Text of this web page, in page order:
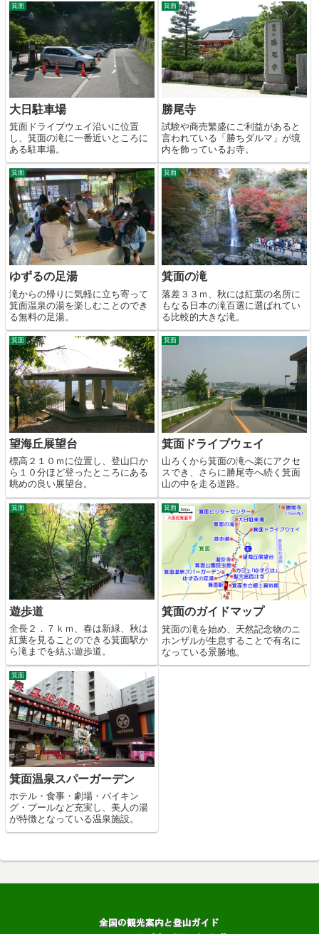
箕面
大日駐車場
箕面ドライブウェイ沿いに位置
し、箕面の滝に一番近いところに
ある駐車場。
箕面
勝尾寺
試験や商売繁盛にご利益があると
言われている「勝ちダルマ」が境
内を飾っているお寺。
箕面
ゆずるの足湯
滝からの帰りに気軽に立ち寄って
箕面温泉の湯を楽しむことのでき
る無料の足湯。
箕面
箕面の滝
落差３３ｍ、秋には紅葉の名所に
もなる日本の滝百選に選ばれてい
る比較的大きな滝。
箕面
望海丘展望台
標高２１０ｍに位置し、登山口か
ら１０分ほど登ったところにある
眺めの良い展望台。
箕面
箕面ドライブウェイ
山ろくから箕面の滝へ楽にアクセ
スでき、さらに勝尾寺へ続く箕面
山の中を走る道路。
箕面
遊歩道
全長２．７ｋｍ、春は新緑、秋は
紅葉を見ることのできる箕面駅か
ら滝までを結ぶ遊歩道。
箕面
箕面のガイドマップ
箕面の滝を始め、天然記念物のニ
ホンザルが生息することで有名に
なっている景勝地。
箕面
箕面温泉スパーガーデン
ホテル・食事・劇場・バイキン
グ・プールなど充実し、美人の湯
が特徴となっている温泉施設。